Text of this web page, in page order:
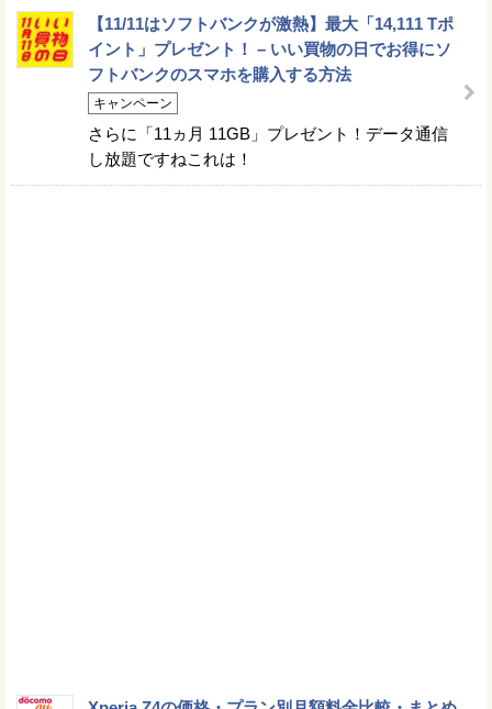
【11/11はソフトバンクが激熱】最大「14,111 Tポ
イント」プレゼント！ – いい買物の日でお得にソ
フトバンクのスマホを購入する方法
キャンペーン
さらに「11ヵ月 11GB」プレゼント！データ通信
し放題ですねこれは！